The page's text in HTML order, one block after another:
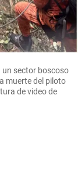
un sector boscoso
muerte del piloto
de video de